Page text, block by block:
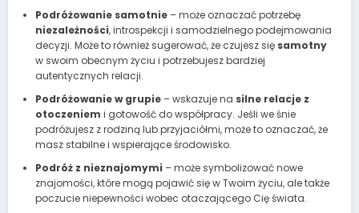
Podróżowanie samotnie– może oznaczać potrzebę
niezależności, introspekcji i samodzielnego podejmowania
decyzji. Może to również sugerować, że czujesz się samotny
w swoim obecnym życiu i potrzebujesz bardziej
autentycznych relacji.
Podróżowanie w grupie– wskazuje na silne relacje z
otoczeniem i gotowość do współpracy. Jeśli we śnie
podróżujesz z rodziną lub przyjaciółmi, może to oznaczać, że
masz stabilne i wspierające środowisko.
Podróż z nieznajomymi – może symbolizować nowe
znajomości, które mogą pojawić się w Twoim życiu, ale także
poczucie niepewności wobec otaczającego Cię świata.